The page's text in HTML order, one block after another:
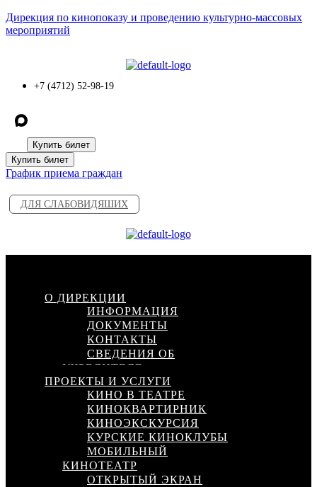
Дирекция по кинопоказу и проведению культурно-массовых
мероприятий
+7 (4712) 52-98-19
Купить билет
Купить билет
График приема граждан
ДЛЯ СЛАБОВИДЯШИХ
О ДИРЕКЦИИ
ИНФОРМАЦИЯ
ДОКУМЕНТЫ
КОНТАКТЫ
СВЕДЕНИЯ ОБ
УЧРЕДИТЕЛЕ
ПРОЕКТЫ И УСЛУГИ
КИНО В ТЕАТРЕ
КИНОКВАРТИРНИК
КИНОЭКСКУРСИЯ
КУРСКИЕ КИНОКЛУБЫ
МОБИЛЬНЫЙ
КИНОТЕАТР
ОТКРЫТЫЙ ЭКРАН